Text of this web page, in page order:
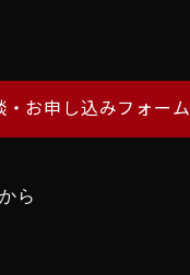
・お申し込みフォーム
ら